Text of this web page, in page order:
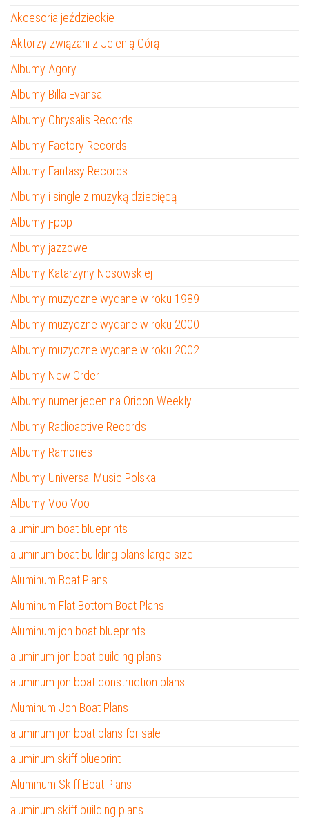
Akcesoria jeździeckie
Aktorzy związani z Jelenią Górą
Albumy Agory
Albumy Billa Evansa
Albumy Chrysalis Records
Albumy Factory Records
Albumy Fantasy Records
Albumy i single z muzyką dziecięcą
Albumy j-pop
Albumy jazzowe
Albumy Katarzyny Nosowskiej
Albumy muzyczne wydane w roku 1989
Albumy muzyczne wydane w roku 2000
Albumy muzyczne wydane w roku 2002
Albumy New Order
Albumy numer jeden na Oricon Weekly
Albumy Radioactive Records
Albumy Ramones
Albumy Universal Music Polska
Albumy Voo Voo
aluminum boat blueprints
aluminum boat building plans large size
Aluminum Boat Plans
Aluminum Flat Bottom Boat Plans
Aluminum jon boat blueprints
aluminum jon boat building plans
aluminum jon boat construction plans
Aluminum Jon Boat Plans
aluminum jon boat plans for sale
aluminum skiff blueprint
Aluminum Skiff Boat Plans
aluminum skiff building plans